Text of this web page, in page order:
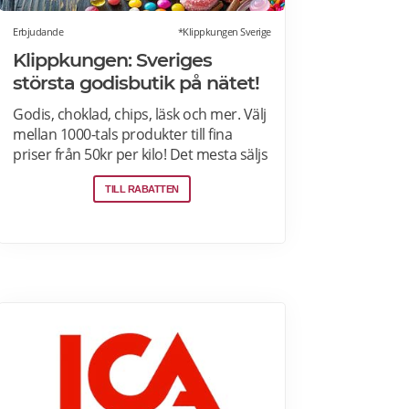
Erbjudande *Klippkungen Sverige
Klippkungen: Sveriges
största godisbutik på nätet!
Godis, choklad, chips, läsk och mer. Välj
mellan 1000-tals produkter till fina
priser från 50kr per kilo! Det mesta säljs
i flerkiloslådor men det finns även
förpackningar som lämpar sig bra som
TILL RABATTEN